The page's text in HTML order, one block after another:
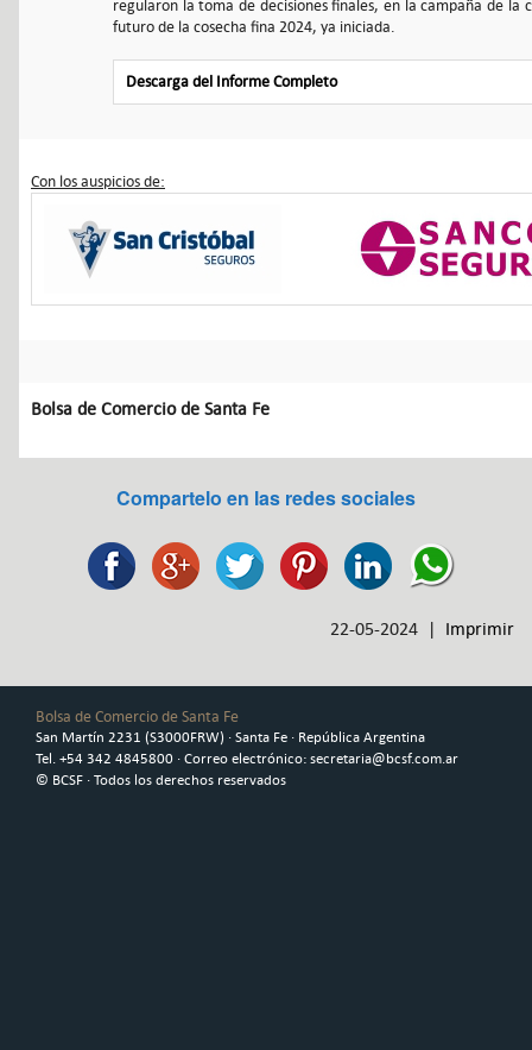
regularon la toma de decisiones finales, en la campaña de
futuro de la cosecha fina 2024, ya iniciada.
Descarga del Informe Completo
Con los auspicios de:
Bolsa de Comercio de Santa Fe
Compartelo en las redes sociales
22-05-2024 | Imprimir
Bolsa de Comercio de Santa Fe
San Martín 2231 (S3000FRW) · Santa Fe · República Argentina
Tel. +54 342 4845800 · Correo electrónico: secretaria@bcsf.com.ar
© BCSF · Todos los derechos reservados